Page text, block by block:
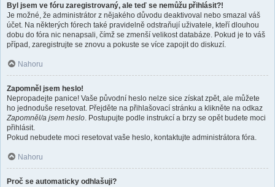
Byl jsem ve fóru zaregistrovaný, ale teď se nemůžu přihlásit?!
Je možné, že administrátor z nějakého důvodu deaktivoval nebo smazal váš
účet. Na některých fórech také pravidelně odstraňují uživatele, kteří dlouhou
dobu do fóra nic nenapsali, čímž se zmenší velikost databáze. Pokud je to váš
případ, zaregistrujte se znovu a pokuste se více zapojit do diskuzí.
Nahoru
Zapomněl jsem heslo!
Nepropadejte panice! Vaše původní heslo nelze sice získat zpět, ale můžete
ho jednoduše resetovat. Přejděte na přihlašovací stránku a klikněte na odkaz
Zapomněl/a jsem heslo . Postupujte podle instrukcí a brzy se opět budete moci
přihlásit.
Pokud nebudete moci resetovat vaše heslo, kontaktujte administrátora fóra.
Nahoru
Proč se automaticky odhlašuji?